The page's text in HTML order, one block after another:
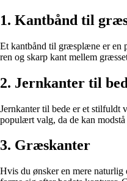
1. Kantbånd til
Et kantbånd til græsplæne er en
ren og skarp kant mellem
2. Jernkanter til
Jernkanter til bede er et stilfuldt
populært valg, da de kan
3. Græskanter
Hvis du ønsker en mere